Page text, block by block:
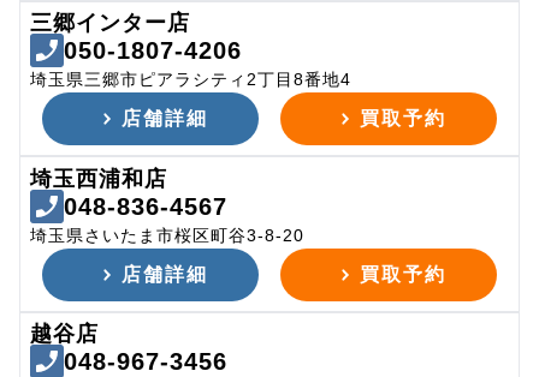
三郷インター店
050-1807-4206
埼玉県三郷市ピアラシティ2丁目8番地4
店舗詳細 買取予約
埼玉西浦和店
048-836-4567
埼玉県さいたま市桜区町谷3-8-20
店舗詳細 買取予約
越谷店
048-967-3456